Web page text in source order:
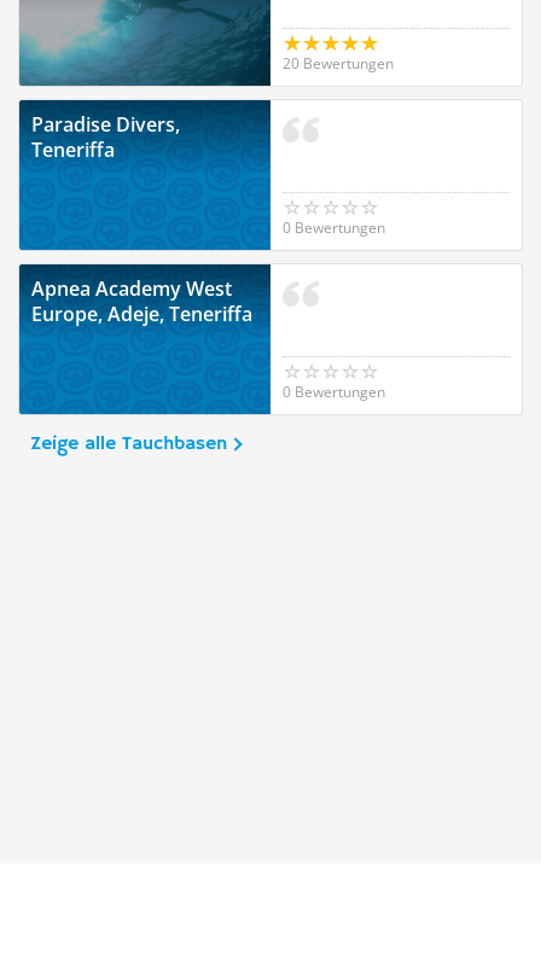
20 Bewertungen
Paradise Divers,
Teneriffa
0 Bewertungen
Apnea Academy West
Europe, Adeje, Teneriffa
0 Bewertungen
Zeige alle Tauchbasen